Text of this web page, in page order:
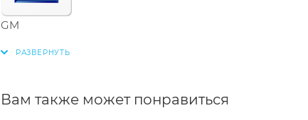
GM
Вам также может понравиться